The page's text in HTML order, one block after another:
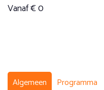
Vanaf € 0
Algemeen Programma